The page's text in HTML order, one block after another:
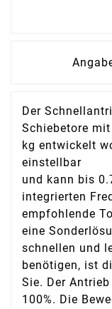
Der
Schiebetore
kg entwickelt
einstellbar
und kann bis
integrierten
empfohlende
eine
schnellen und
benötigen, ist
Sie. Der
100%. Die